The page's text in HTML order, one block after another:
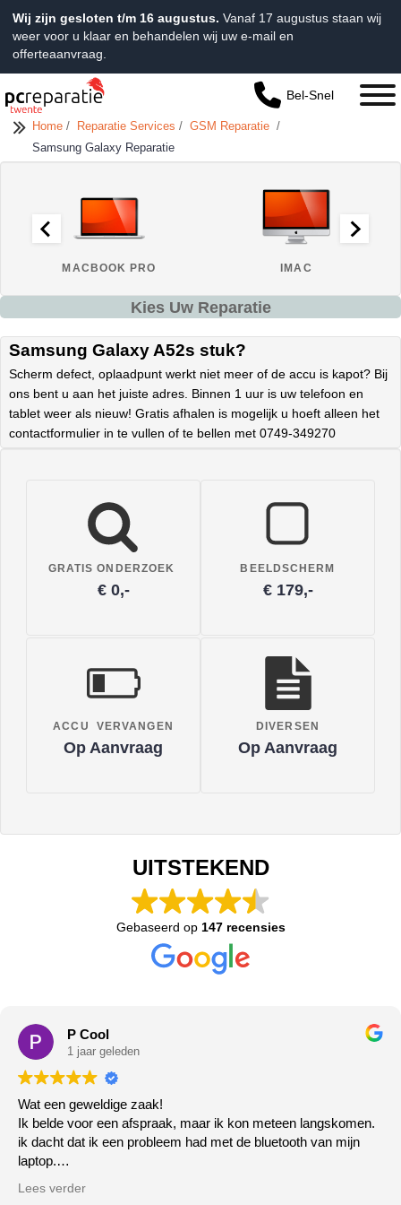
Wij zijn gesloten t/m 16 augustus. Vanaf 17 augustus staan wij
weer voor u klaar en behandelen wij uw e-mail en
offerteaanvraag.
Bel-Snel
Home / Reparatie Services / GSM Reparatie /
Samsung Galaxy Reparatie
MACBOOK PRO IMAC
Kies Uw Reparatie
Samsung Galaxy A52s stuk?
Scherm defect, oplaadpunt werkt niet meer of de accu is kapot? Bij
ons bent u aan het juiste adres. Binnen 1 uur is uw telefoon en
tablet weer als nieuw! Gratis afhalen is mogelijk u hoeft alleen het
contactformulier in te vullen of te bellen met 0749-349270
GRATIS ONDERZOEK
€ 0,-
BEELDSCHERM
€ 179,-
ACCU VERVANGEN
Op Aanvraag
DIVERSEN
Op Aanvraag
UITSTEKEND
Gebaseerd op 147 recensies
P Cool
1 jaar geleden
Wat een geweldige zaak!
Ik belde voor een afspraak, maar ik kon meteen langskomen.
ik dacht dat ik een probleem had met de bluetooth van mijn
laptop.
Het deed het gewoon niet meer, de zeer vriendelijke meneer
Lees verder